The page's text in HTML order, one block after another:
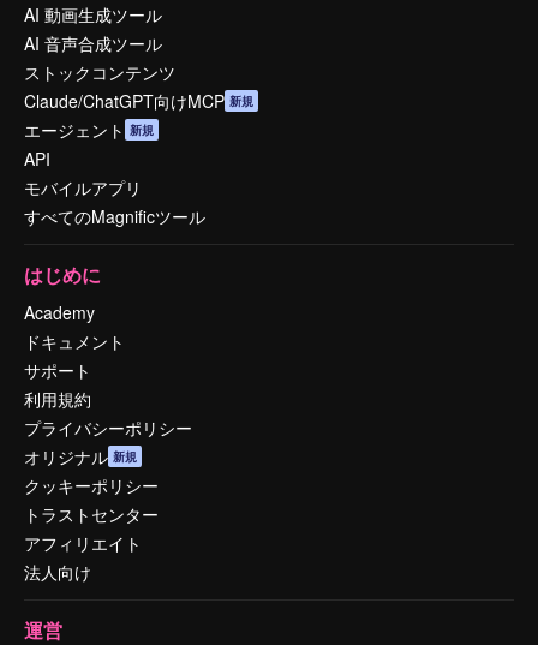
AI 動画生成ツール
AI 音声合成ツール
ストックコンテンツ
Claude/ChatGPT向けMCP 新規
エージェント 新規
API
モバイルアプリ
すべてのMagnificツール
はじめに
Academy
ドキュメント
サポート
利用規約
プライバシーポリシー
オリジナル 新規
クッキーポリシー
トラストセンター
アフィリエイト
法人向け
運営